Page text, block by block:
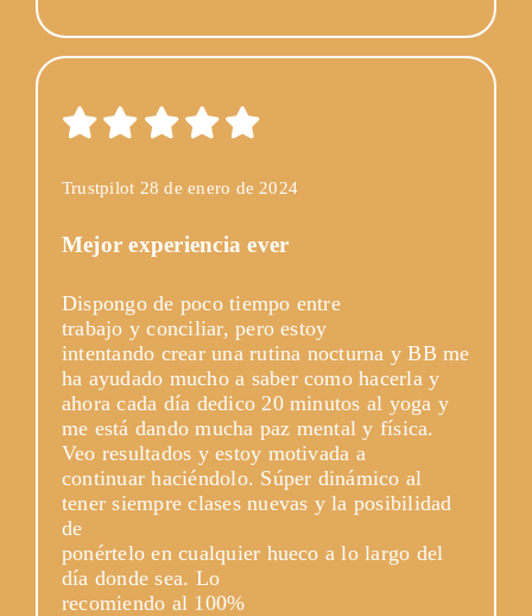
Trustpilot 28 de enero de 2024
Mejor experiencia ever
Dispongo de poco tiempo entre
trabajo y conciliar, pero estoy
intentando crear una rutina nocturna y BB me
ha ayudado mucho a saber como hacerla y
ahora cada día dedico 20 minutos al yoga y
me está dando mucha paz mental y física.
Veo resultados y estoy motivada a
continuar haciéndolo. Súper dinámico al
tener siempre clases nuevas y la posibilidad
de
ponértelo en cualquier hueco a lo largo del
día donde sea. Lo
recomiendo al 100%